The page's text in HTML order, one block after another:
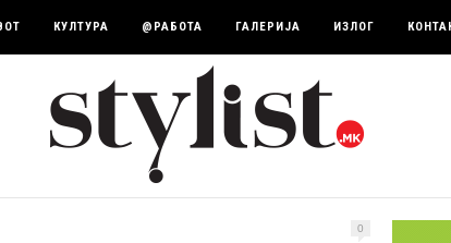
КУЛТУРА @РАБОТА ГАЛЕРИЈА ИЗЛОГ
0